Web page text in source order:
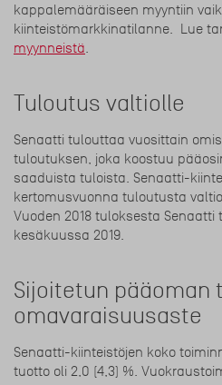
kappalemääräiseen myyntiin
kiinteistömarkkinatilanne. Lue
myynneistä
Tuloutus valtiolle
Senaatti tulouttaa vuosittain
tuloutuksen, joka koostuu
saaduista tuloista. Senaatti-
kertomusvuonna tuloutusta
Vuoden 2018 tuloksesta
kesäkuussa 2019.
Sijoitetun pääoman
omavaraisuusaste
Senaatti-kiinteistöjen koko
tuotto oli 2,0 (4,3) %.